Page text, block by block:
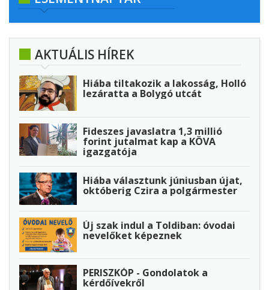
AKTUÁLIS HÍREK
Hiába tiltakozik a lakosság, Holló
lezáratta a Bolygó utcát
Fideszes javaslatra 1,3 millió
forint jutalmat kap a KÖVA
igazgatója
Hiába választunk júniusban újat,
októberig Czira a polgármester
Új szak indul a Toldiban: óvodai
nevelőket képeznek
PERISZKÓP - Gondolatok a
kérdőívekről